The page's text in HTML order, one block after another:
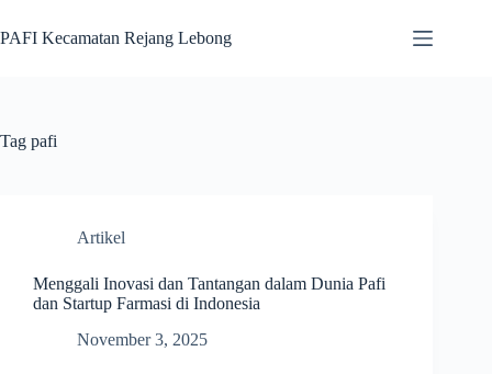
to
content
PAFI Kecamatan Rejang Lebong
Tag pafi
Artikel
Menggali Inovasi dan Tantangan dalam Dunia Pafi
dan Startup Farmasi di Indonesia
November 3, 2025